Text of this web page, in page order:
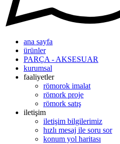
ana sayfa
ürünler
PARÇA - AKSESUAR
kurumsal
faaliyetler
römorok imalat
römork proje
römork satış
iletişim
iletişim bilgilerimiz
hızlı mesaj ile soru sor
konum yol haritası